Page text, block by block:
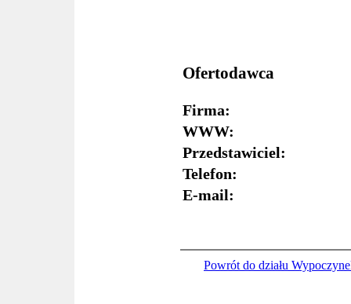
Ofertodawca
Firma:
WWW:
Przedstawiciel:
Telefon:
E-mail:
Powrót do działu